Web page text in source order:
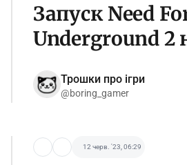
Запуск Need
Underground 2
Трошки про ігри
@boring_gamer
12 черв. '23, 06:29